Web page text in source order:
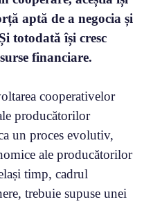
aptă de a negocia și
totodată își cresc
financiare.
cooperativelor
producătorilor
un proces evolutiv,
ale producătorilor
timp, cadrul
trebuie supuse unei